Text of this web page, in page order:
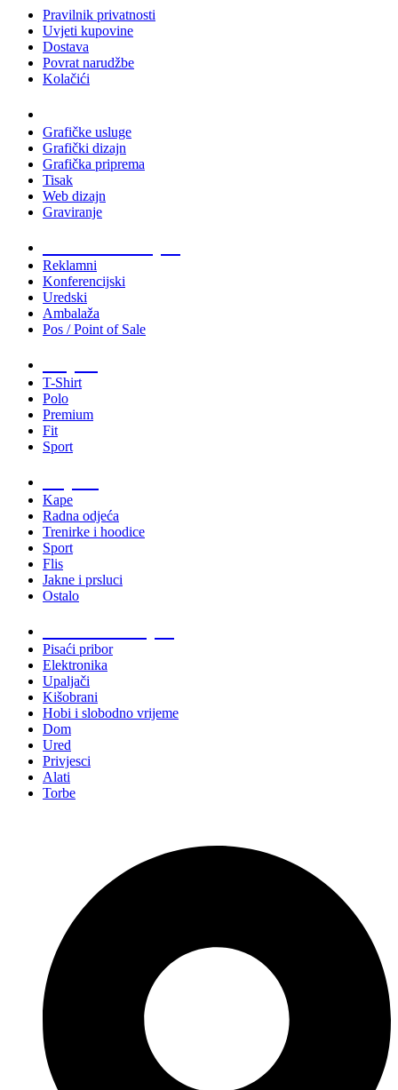
Pravilnik privatnosti
Uvjeti kupovine
Dostava
Povrat narudžbe
Kolačići
Grafičke usluge
Grafički dizajn
Grafička priprema
Tisak
Web dizajn
Graviranje
Reklamni
Konferencijski
Uredski
Ambalaža
Pos / Point of Sale
T-Shirt
Polo
Premium
Fit
Sport
Kape
Radna odjeća
Trenirke i hoodice
Sport
Flis
Jakne i prsluci
Ostalo
Pisaći pribor
Elektronika
Upaljači
Kišobrani
Hobi i slobodno vrijeme
Dom
Ured
Privjesci
Alati
Torbe